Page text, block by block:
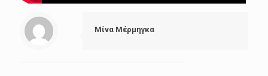
Μίνα Μέρμηγκα